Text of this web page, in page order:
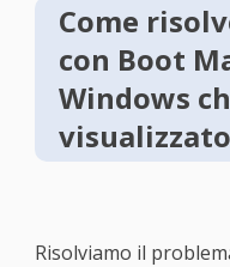
Come
con Boot
Windows
Risolviamo il